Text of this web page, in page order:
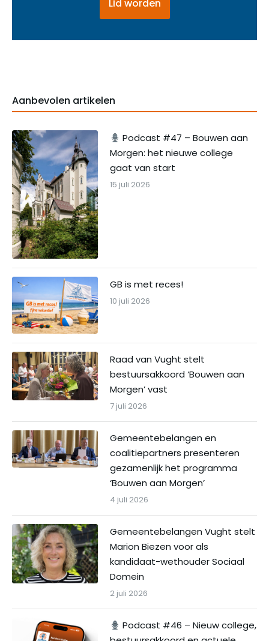
Lid worden
Aanbevolen artikelen
Podcast #47 – Bouwen aan
Morgen: het nieuwe college
gaat van start
15 juli 2026
GB is met reces!
10 juli 2026
Raad van Vught stelt
bestuursakkoord ‘Bouwen aan
Morgen’ vast
7 juli 2026
Gemeentebelangen en
coalitiepartners presenteren
gezamenlijk het programma
‘Bouwen aan Morgen’
4 juli 2026
Gemeentebelangen Vught stelt
Marion Biezen voor als
kandidaat-wethouder Sociaal
Domein
2 juli 2026
Podcast #46 – Nieuw college,